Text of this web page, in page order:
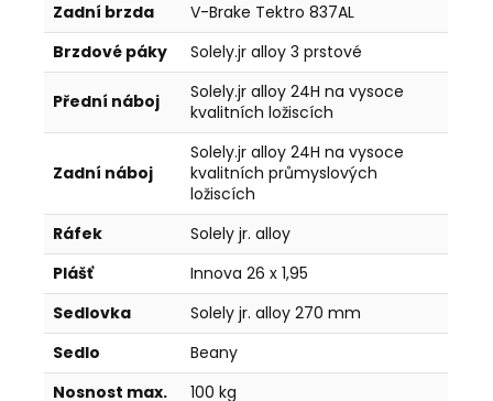
Zadní brzda
V-Brake Tektro 837AL
Brzdové páky
Solely.jr alloy 3 prstové
Přední náboj
Solely.jr alloy 24H na vysoce
kvalitních ložiscích
Zadní náboj
Solely.jr alloy 24H na vysoce
kvalitních průmyslových
ložiscích
Ráfek
Solely jr. alloy
Plášť
Innova 26 x 1,95
Sedlovka
Solely jr. alloy 270 mm
Sedlo
Beany
Nosnost max.
100 kg